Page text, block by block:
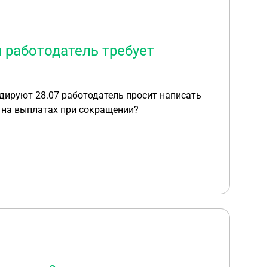
требует
28.07 работодатель просит написать
выплатах при сокращении?